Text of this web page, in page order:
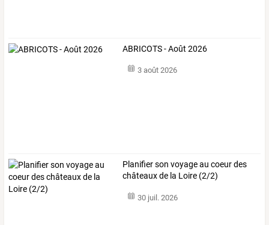
ABRICOTS - Août 2026
3 août 2026
Planifier son voyage au coeur des
châteaux de la Loire (2/2)
30 juil. 2026